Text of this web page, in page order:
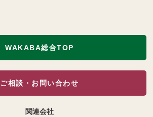
WAKABA総合TOP
ご相談・お問い合わせ
関連会社